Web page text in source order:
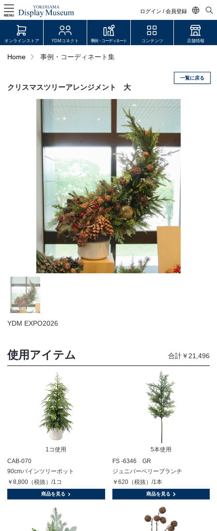
ログイン / 会員登録
日本語
MENU
オンラインストア
会員登録・取引申請
JDCA(ディスプレイスクール)
店舗情報・営業日
採用情報
お問い合わせ
プライバシーポリシー
オンラインストア YDMコネクト 事例・コーディネート コンテンツ 店舗情報
Home 事例・コーディネート集
一覧に戻る
クリスマスツリーアレンジメント 大
YDM EXPO2026
使用アイテム 合計￥21,496
1コ使用
CAB-070
90cmパインツリーポット
￥8,800（税抜）/1コ
商品を見る
5本使用
FS -6346 GR
ジュニパーベリーブランチ
￥620（税抜）/1本
商品を見る